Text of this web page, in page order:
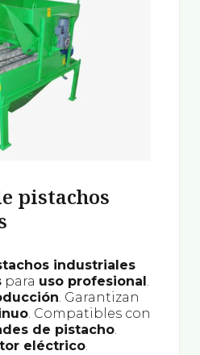
pistachos
industriales
para uso profesional .
. Garantizan
. Compatibles con
de pistacho.
eléctrico.